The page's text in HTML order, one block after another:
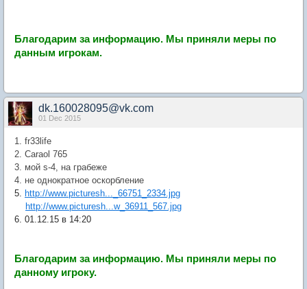
Благодарим за информацию. Мы приняли меры по
данным игрокам.
dk.160028095@vk.com
01 Dec 2015
1. fr33life
2. Caraol 765
3. мой s-4, на грабеже
4. не однократное оскорбление
5. http://www.picturesh..._66751_2334.jpg
http://www.picturesh...w_36911_567.jpg
6. 01.12.15 в 14:20
Благодарим за информацию. Мы приняли меры по
данному игроку.